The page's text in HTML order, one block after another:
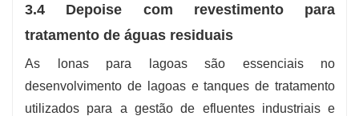
3.4 Depoise com revestimento para
tratamento de águas residuais
As lonas para lagoas são essenciais no
desenvolvimento de lagoas e tanques de tratamento
utilizados para a gestão de efluentes industriais e